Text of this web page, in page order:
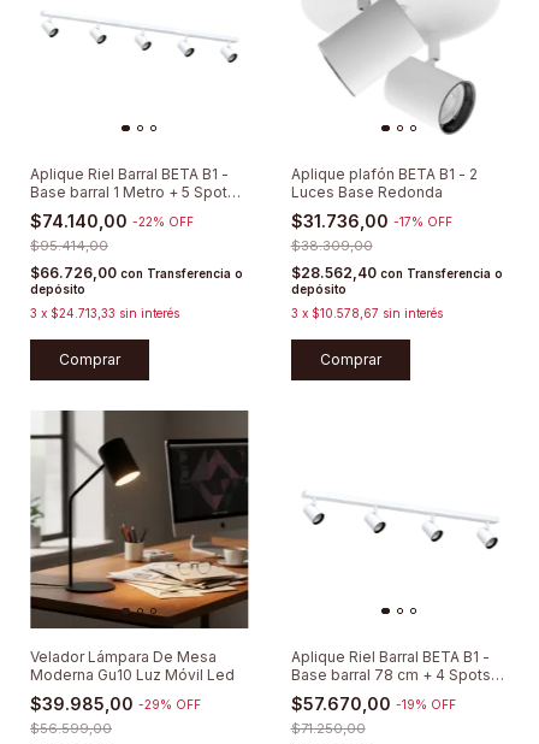
Aplique Riel Barral BETA B1 -
Base barral 1 Metro + 5 Spots
Direccionables
$74.140,00 -22% OFF
$95.414,00
$66.726,00 con Transferencia o
depósito
3 x $24.713,33 sin interés
Comprar
Aplique plafón BETA B1 - 2
Luces Base Redonda
$31.736,00 -17% OFF
$38.309,00
$28.562,40 con Transferencia o
depósito
3 x $10.578,67 sin interés
Comprar
Velador Lámpara De Mesa
Moderna Gu10 Luz Móvil Led
$39.985,00 -29% OFF
$56.599,00
Aplique Riel Barral BETA B1 -
Base barral 78 cm + 4 Spots
Direccionables
$57.670,00 -19% OFF
$71.250,00